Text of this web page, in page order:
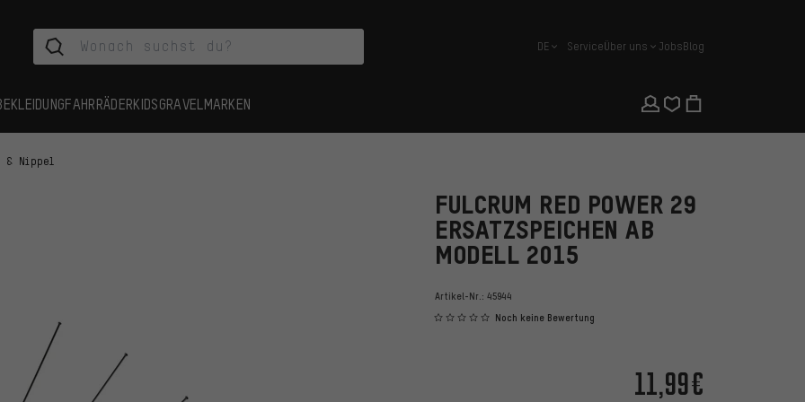
Deutsch
DE ServiceÜber uns JobsBlog
FAHRRÄDERKIDSGRAVEL MARKEN
& Nippel
FULCRUM RED POWER 29
ERSATZSPEICHEN AB
MODELL 2015
Artikel-Nr.: 45944
Noch keine Bewertung
11,99€